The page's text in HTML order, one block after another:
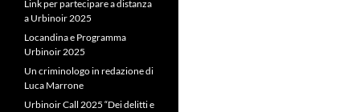
Link per partecipare a distanza
a Urbinoir 2025
Locandina e Programma
Urbinoir 2025
Un criminologo in redazione di
Luca Marrone
Urbinoir Call 2025 “Dei delitti e